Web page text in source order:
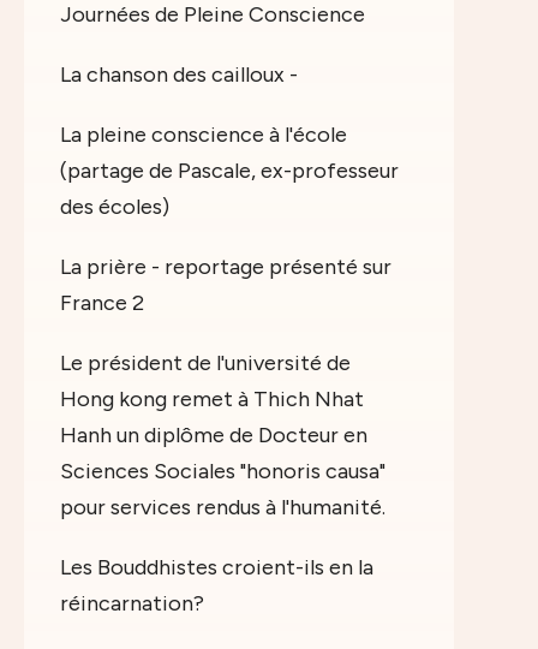
Journées de Pleine Conscience
La chanson des cailloux -
La pleine conscience à l'école
(partage de Pascale, ex-professeur
des écoles)
La prière - reportage présenté sur
France 2
Le président de l'université de
Hong kong remet à Thich Nhat
Hanh un diplôme de Docteur en
Sciences Sociales "honoris causa"
pour services rendus à l'humanité.
Les Bouddhistes croient-ils en la
réincarnation?